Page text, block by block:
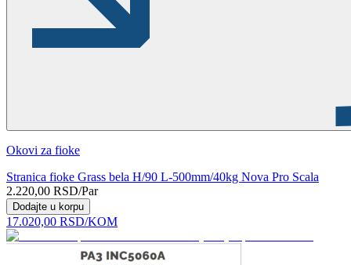
Okovi za fioke
Stranica fioke Grass bela H/90 L-500mm/40kg Nova Pro Scala
2.220,00 RSD/Par
Dodajte u korpu
17.020,00 RSD/KOM